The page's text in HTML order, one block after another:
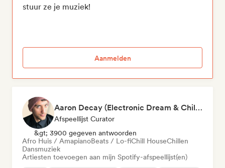
stuur ze je muziek!
Aanmelden
Aaron Decay (Electronic Dream & Chill Electronic Dream playlists)
Afspeellijst Curator
&gt; 3900 gegeven antwoorden
Afro Huis / AmapianoBeats / Lo-fiChill HouseChillen
Dansmuziek
Artiesten toevoegen aan mijn Spotify-afspeellijst(en)